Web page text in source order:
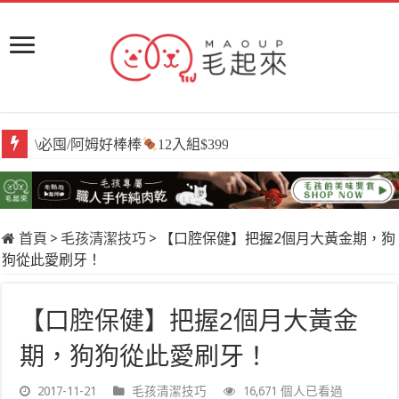
\必囤/阿姆好棒棒 12入組$399
首頁 > 毛孩清潔技巧 >
【口腔保健】把握2個月大黃金期，狗
狗從此愛刷牙！
【口腔保健】把握2個月大黃金
期，狗狗從此愛刷牙！
2017-11-21 毛孩清潔技巧 16,671 個人已看過